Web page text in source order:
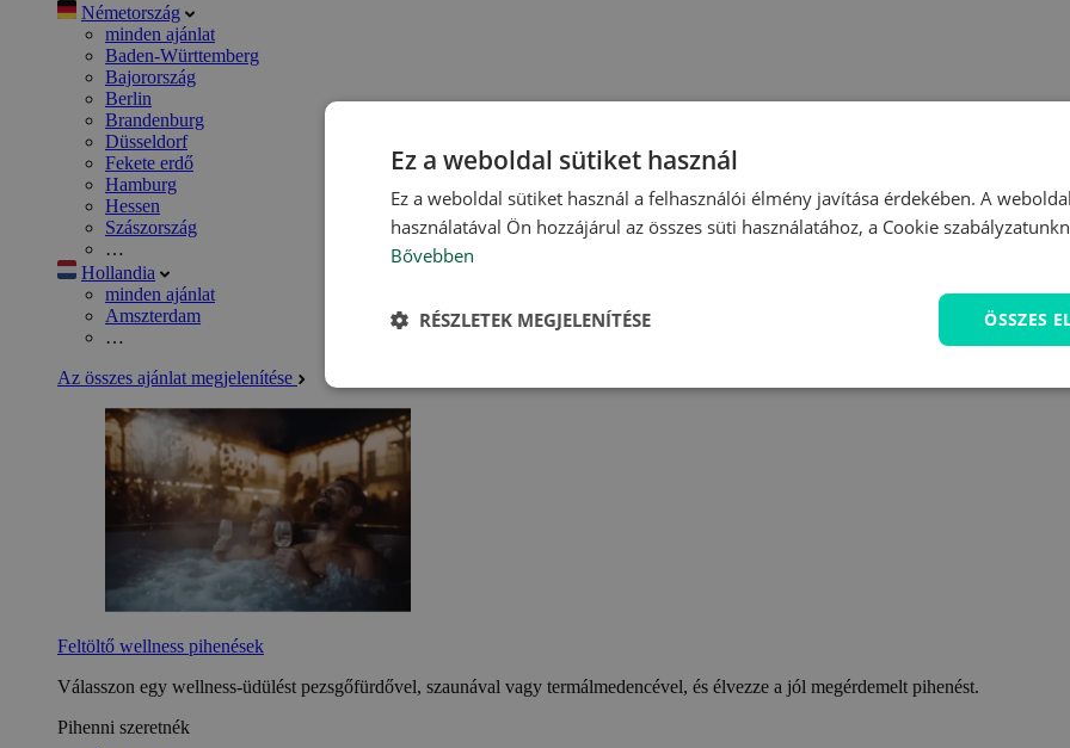
Németország
minden ajánlat
Baden-Württemberg
Bajorország
Berlin
Brandenburg
Düsseldorf
Fekete erdő
Hamburg
Hessen
Szászország
…
Hollandia
minden ajánlat
Amszterdam
…
Az összes ajánlat megjelenítése
Feltöltő wellness pihenések
Válasszon egy wellness-üdülést pezsgőfürdővel, szaunával vagy termálmedencével, és élvezze a jól megérdemelt pihenést.
Pihenni szeretnék
Ez a weboldal sütiket használ
Ez a weboldal sütiket használ a felhasználói élmény javítása érdekében. A
használatával Ön hozzájárul az összes süti használatához, a Cookie
Bővebben
ÖSSZES
RÉSZLETEK MEGJELENÍTÉSE